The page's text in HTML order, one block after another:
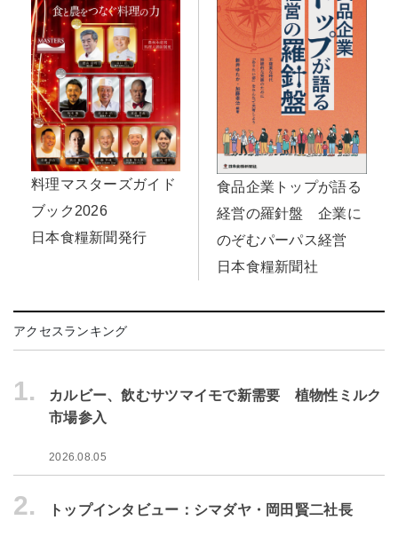
料理マスターズガイド
ブック2026
日本食糧新聞発行
食品企業トップが語る
経営の羅針盤 企業に
のぞむパーパス経営
日本食糧新聞社
アクセスランキング
1.
カルビー、飲むサツマイモで新需要 植物性ミルク
市場参入
2026.08.05
2. トップインタビュー：シマダヤ・岡田賢二社長